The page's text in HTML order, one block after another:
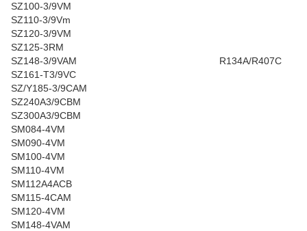
SZ100-3/9VM
R134A/R407C
SZ110-3/9Vm
SZ120-3/9VM
SZ125-3RM
SZ148-3/9VAM
SZ161-T3/9VC
SZ/Y185-3/9CAM
SZ240A3/9CBM
SZ300A3/9CBM
SM084-4VM
SM090-4VM
SM100-4VM
SM110-4VM
SM112A4ACB
SM115-4CAM
SM120-4VM
SM148-4VAM